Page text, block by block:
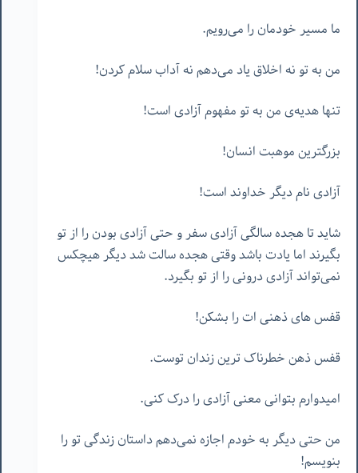
ما مسیر خودمان را می‌رویم.
من به تو نه اخلاق یاد می‌دهم نه آداب سلام کردن!
تنها هدیه‌ی من به تو مفهوم آزادی است!
بزرگترین موهبت انسان!
آزادی نام دیگر خداوند است!
شاید تا هجده سالگی آزادی سفر و حتی آزادی بودن را از تو
بگیرند اما یادت باشد وقتی هجده سالت شد دیگر هیچکس
نمی‌تواند آزادی درونی را از تو بگیرد.
قفس های ذهنی ات را بشکن!
قفس ذهن خطرناک ترین زندان توست.
امیدوارم بتوانی معنی آزادی را درک کنی.
من حتی دیگر به خودم اجازه نمی‌دهم داستان زندگی تو را
بنویسم!